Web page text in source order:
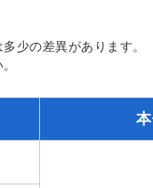
少の差異があります。